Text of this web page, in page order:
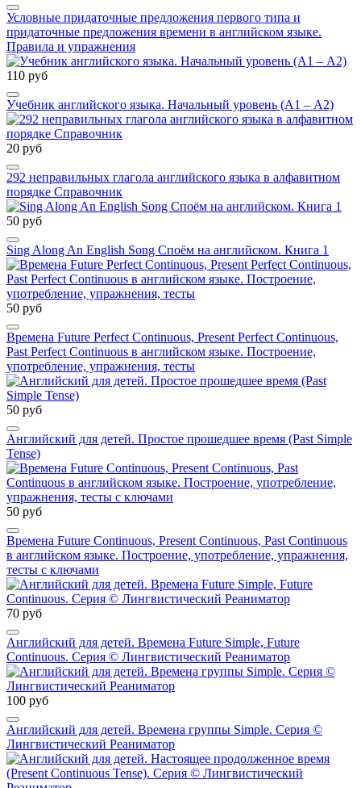
Условные придаточные предложения первого типа и
придаточные предложения времени в английском языке.
Правила и упражнения
110 руб
Учебник английского языка. Начальный уровень (А1 – А2)
20 руб
292 неправильных глагола английского языка в алфавитном
порядке Справочник
50 руб
Sing Along An English Song Споём на английском. Книга 1
50 руб
Времена Future Perfect Continuous, Present Perfect Continuous,
Past Perfect Continuous в английском языке. Построение,
употребление, упражнения, тесты
50 руб
Английский для детей. Простое прошедшее время (Past Simple
Tense)
50 руб
Времена Future Continuous, Present Continuous, Past Continuous
в английском языке. Построение, употребление, упражнения,
тесты с ключами
70 руб
Английский для детей. Времена Future Simple, Future
Continuous. Серия © Лингвистический Реаниматор
100 руб
Английский для детей. Времена группы Simple. Серия ©
Лингвистический Реаниматор